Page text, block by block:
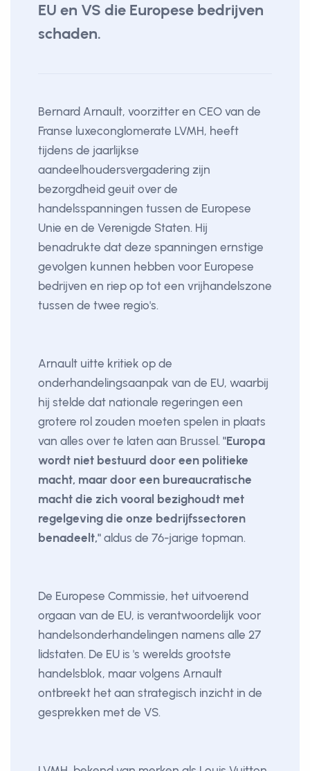
EU en VS die Europese bedrijven
schaden.
Bernard Arnault, voorzitter en CEO van de
Franse luxeconglomerate LVMH, heeft
tijdens de jaarlijkse
aandeelhoudersvergadering zijn
bezorgdheid geuit over de
handelsspanningen tussen de Europese
Unie en de Verenigde Staten. Hij
benadrukte dat deze spanningen ernstige
gevolgen kunnen hebben voor Europese
bedrijven en riep op tot een vrijhandelszone
tussen de twee regio's.
Arnault uitte kritiek op de
onderhandelingsaanpak van de EU, waarbij
hij stelde dat nationale regeringen een
grotere rol zouden moeten spelen in plaats
van alles over te laten aan Brussel. "Europa
wordt niet bestuurd door een politieke
macht, maar door een bureaucratische
macht die zich vooral bezighoudt met
regelgeving die onze bedrijfssectoren
benadeelt," aldus de 76-jarige topman.
De Europese Commissie, het uitvoerend
orgaan van de EU, is verantwoordelijk voor
handelsonderhandelingen namens alle 27
lidstaten. De EU is 's werelds grootste
handelsblok, maar volgens Arnault
ontbreekt het aan strategisch inzicht in de
gesprekken met de VS.